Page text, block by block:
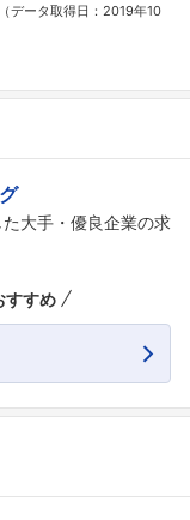
データ取得日：2019年10
大手・優良企業の求
すすめ